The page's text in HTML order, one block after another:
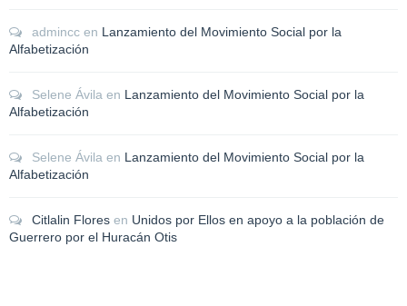
admincc en Lanzamiento del Movimiento Social por la
Alfabetización
Selene Ávila en Lanzamiento del Movimiento Social por la
Alfabetización
Selene Ávila en Lanzamiento del Movimiento Social por la
Alfabetización
Citlalin Flores en Unidos por Ellos en apoyo a la población de
Guerrero por el Huracán Otis